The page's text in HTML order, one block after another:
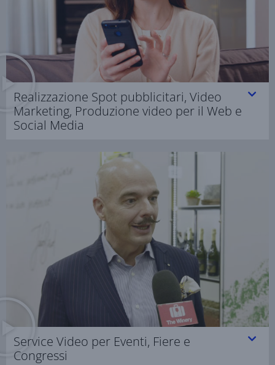
Realizzazione Spot pubblicitari, Video
Marketing, Produzione video per il Web e
Social Media
Service Video per Eventi, Fiere e
Congressi